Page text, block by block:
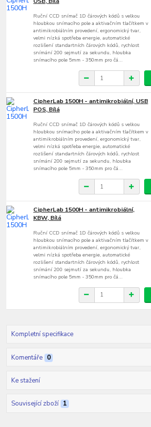
Ruční CCD snímač 1D čárových kódů s velkou
hloubkou snímacího pole a aktivačním tlačítkem v
antimikrobiálním provedení, ergonomický tvar,
velmi nízká spotřeba energie, automatické
rozlišení standartních čárových kódů, rychlost
snímání 200 sejmutí za sekundu, hloubka
snímacího pole 5mm - 350mm pro čá...
CipherLab 1500H - antimikrobiální, USB
POS, Bílá
Ruční CCD snímač 1D čárových kódů s velkou
hloubkou snímacího pole a aktivačním tlačítkem v
antimikrobiálním provedení, ergonomický tvar,
velmi nízká spotřeba energie, automatické
rozlišení standartních čárových kódů, rychlost
snímání 200 sejmutí za sekundu, hloubka
snímacího pole 5mm - 350mm pro čá...
CipherLab 1500H - antimikrobiální,
KBW, Bílá
Ruční CCD snímač 1D čárových kódů s velkou
hloubkou snímacího pole a aktivačním tlačítkem v
antimikrobiálním provedení, ergonomický tvar,
velmi nízká spotřeba energie, automatické
rozlišení standartních čárových kódů, rychlost
snímání 200 sejmutí za sekundu, hloubka
snímacího pole 5mm - 350mm pro čá...
Kompletní specifikace
Komentáře 0
Ke stažení
Související zboží 1